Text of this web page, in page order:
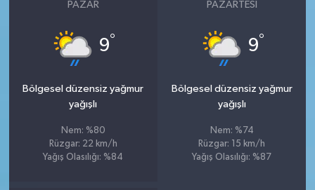
PAZAR
9°
Bölgesel düzensiz yağmur
yağışlı
Nem: %80
Rüzgar: 22 km/h
Yağış Olasılığı: %84
PAZARTESI
9°
Bölgesel düzensiz yağmur
yağışlı
Nem: %74
Rüzgar: 15 km/h
Yağış Olasılığı: %87